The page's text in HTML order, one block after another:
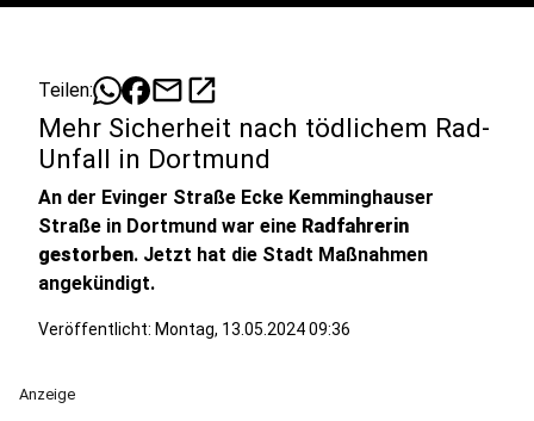
Teilen: mailopen_in_new
Mehr Sicherheit nach tödlichem Rad-
Unfall in Dortmund
An der Evinger Straße Ecke Kemminghauser
Straße in Dortmund war eine Radfahrerin
gestorben. Jetzt hat die Stadt Maßnahmen
angekündigt.
Veröffentlicht: Montag, 13.05.2024 09:36
Anzeige